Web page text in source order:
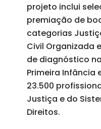
projeto inclui
premiação de
categorias
Civil Organizada
de diagnóstico
Primeira
23.500
Justiça e do
Direitos.